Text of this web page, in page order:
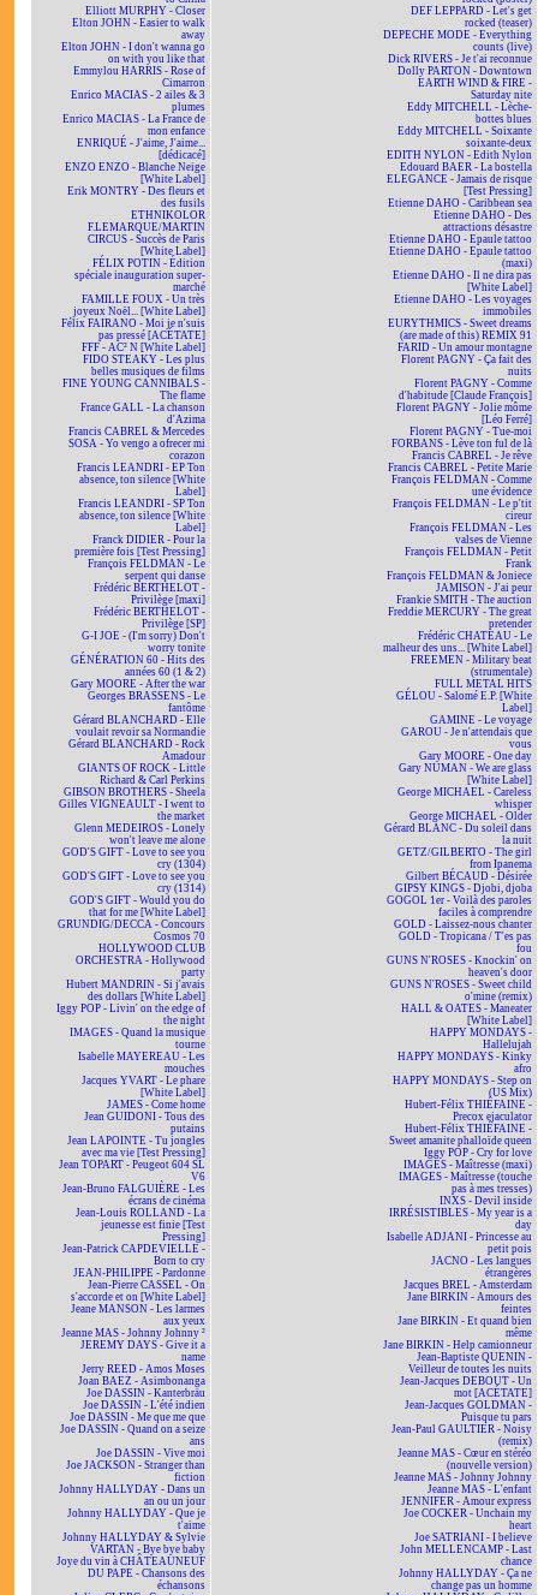
Elliott MURPHY - Closer
Elton JOHN - Easier to walk
away
Elton JOHN - I don't wanna go
on with you like that
Emmylou HARRIS - Rose of
Cimarron
Enrico MACIAS - 2 ailes & 3
plumes
Enrico MACIAS - La France de
mon enfance
ENRIQUÉ - J'aime, J'aime...
[dédicacé]
ENZO ENZO - Blanche Neige
[White Label]
Erik MONTRY - Des fleurs et
des fusils
ETHNIKOLOR
F.LEMARQUE/MARTIN
CIRCUS - Succès de Paris
[White Label]
FÉLIX POTIN - Édition
spéciale inauguration super-
marché
FAMILLE FOUX - Un très
joyeux Noël... [White Label]
Félix FAIRANO - Moi je n'suis
pas pressé [ACÉTATE]
FFF - AC² N [White Label]
FIDO STEAKY - Les plus
belles musiques de films
FINE YOUNG CANNIBALS -
The flame
France GALL - La chanson
d'Azima
Francis CABREL & Mercedes
SOSA - Yo vengo a ofrecer mi
corazon
Francis LEANDRI - EP Ton
absence, ton silence [White
Label]
Francis LEANDRI - SP Ton
absence, ton silence [White
Label]
Franck DIDIER - Pour la
première fois [Test Pressing]
François FELDMAN - Le
serpent qui danse
Frédéric BERTHELOT -
Privilège [maxi]
Frédéric BERTHELOT -
Privilège [SP]
G-I JOE - (I'm sorry) Don't
worry tonite
GÉNÉRATION 60 - Hits des
années 60 (1 & 2)
Gary MOORE - After the war
Georges BRASSENS - Le
fantôme
Gérard BLANCHARD - Elle
voulait revoir sa Normandie
Gérard BLANCHARD - Rock
Amadour
GIANTS OF ROCK - Little
Richard & Carl Perkins
GIBSON BROTHERS - Sheela
Gilles VIGNEAULT - I went to
the market
Glenn MEDEIROS - Lonely
won't leave me alone
GOD'S GIFT - Love to see you
cry (1304)
GOD'S GIFT - Love to see you
cry (1314)
GOD'S GIFT - Would you do
that for me [White Label]
GRUNDIG/DECCA - Concours
Cosmos 70
HOLLYWOOD CLUB
ORCHESTRA - Hollywood
party
Hubert MANDRIN - Si j'avais
des dollars [White Label]
Iggy POP - Livin' on the edge of
the night
IMAGES - Quand la musique
tourne
Isabelle MAYEREAU - Les
mouches
Jacques YVART - Le phare
[White Label]
JAMES - Come home
Jean GUIDONI - Tous des
putains
Jean LAPOINTE - Tu jongles
avec ma vie [Test Pressing]
Jean TOPART - Peugeot 604 SL
V6
Jean-Bruno FALGUIÈRE - Les
écrans de cinéma
Jean-Louis ROLLAND - La
jeunesse est finie [Test
Pressing]
Jean-Patrick CAPDEVIELLE -
Born to cry
JEAN-PHILIPPE - Pardonne
Jean-Pierre CASSEL - On
s'accorde et on [White Label]
Jeane MANSON - Les larmes
aux yeux
Jeanne MAS - Johnny Johnny ²
JEREMY DAYS - Give it a
name
Jerry REED - Amos Moses
Joan BAEZ - Asimbonanga
Joe DASSIN - Kanterbräu
Joe DASSIN - L'été indien
Joe DASSIN - Me que me que
Joe DASSIN - Quand on a seize
ans
Joe DASSIN - Vive moi
Joe JACKSON - Stranger than
fiction
Johnny HALLYDAY - Dans un
an ou un jour
Johnny HALLYDAY - Que je
t'aime
Johnny HALLYDAY & Sylvie
VARTAN - Bye bye baby
Joye du vin à CHÂTEAUNEUF
DU PAPE - Chansons des
échansons
DEF LEPPARD - Let's get
rocked (teaser)
DEPECHE MODE - Everything
counts (live)
Dick RIVERS - Je t'ai reconnue
Dolly PARTON - Downtown
EARTH WIND & FIRE -
Saturday nite
Eddy MITCHELL - Lèche-
bottes blues
Eddy MITCHELL - Soixante
soixante-deux
EDITH NYLON - Edith Nylon
Edouard BAER - La bostella
ELEGANCE - Jamais de risque
[Test Pressing]
Etienne DAHO - Caribbean sea
Etienne DAHO - Des
attractions désastre
Etienne DAHO - Epaule tattoo
Etienne DAHO - Epaule tattoo
(maxi)
Etienne DAHO - Il ne dira pas
[White Label]
Etienne DAHO - Les voyages
immobiles
EURYTHMICS - Sweet dreams
(are made of this) REMIX 91
FARID - Un amour montagne
Florent PAGNY - Ça fait des
nuits
Florent PAGNY - Comme
d'habitude [Claude François]
Florent PAGNY - Jolie môme
[Léo Ferré]
Florent PAGNY - Tue-moi
FORBANS - Lève ton ful de là
Francis CABREL - Je rêve
Francis CABREL - Petite Marie
François FELDMAN - Comme
une évidence
François FELDMAN - Le p'tit
cireur
François FELDMAN - Les
valses de Vienne
François FELDMAN - Petit
Frank
François FELDMAN & Joniece
JAMISON - J'ai peur
Frankie SMITH - The auction
Freddie MERCURY - The great
pretender
Frédéric CHATEAU - Le
malheur des uns... [White Label]
FREEMEN - Military beat
(strumentale)
FULL METAL HITS
GÉLOU - Salomé E.P. [White
Label]
GAMINE - Le voyage
GAROU - Je n'attendais que
vous
Gary MOORE - One day
Gary NUMAN - We are glass
[White Label]
George MICHAEL - Careless
whisper
George MICHAEL - Older
Gérard BLANC - Du soleil dans
la nuit
GETZ/GILBERTO - The girl
from Ipanema
Gilbert BÉCAUD - Désirée
GIPSY KINGS - Djobi, djoba
GOGOL 1er - Voilà des paroles
faciles à comprendre
GOLD - Laissez-nous chanter
GOLD - Tropicana / T'es pas
fou
GUNS N'ROSES - Knockin' on
heaven's door
GUNS N'ROSES - Sweet child
o'mine (remix)
HALL & OATES - Maneater
[White Label]
HAPPY MONDAYS -
Hallelujah
HAPPY MONDAYS - Kinky
afro
HAPPY MONDAYS - Step on
(US Mix)
Hubert-Félix THIÉFAINE -
Precox ejaculator
Hubert-Félix THIÉFAINE -
Sweet amanite phalloïde queen
Iggy POP - Cry for love
IMAGES - Maîtresse (maxi)
IMAGES - Maîtresse (touche
pas à mes tresses)
INXS - Devil inside
IRRÉSISTIBLES - My year is a
day
Isabelle ADJANI - Princesse au
petit pois
JACNO - Les langues
étrangères
Jacques BREL - Amsterdam
Jane BIRKIN - Amours des
feintes
Jane BIRKIN - Et quand bien
même
Jane BIRKIN - Help camionneur
Jean-Baptiste QUENIN -
Veilleur de toutes les nuits
Jean-Jacques DEBOUT - Un
mot [ACÉTATE]
Jean-Jacques GOLDMAN -
Puisque tu pars
Jean-Paul GAULTIER - Noisy
(remix)
Jeanne MAS - Cœur en stéréo
(nouvelle version)
Jeanne MAS - Johnny Johnny
Jeanne MAS - L'enfant
JENNIFER - Amour express
Joe COCKER - Unchain my
heart
Joe SATRIANI - I believe
John MELLENCAMP - Last
chance
Johnny HALLYDAY - Ça ne
change pas un homme